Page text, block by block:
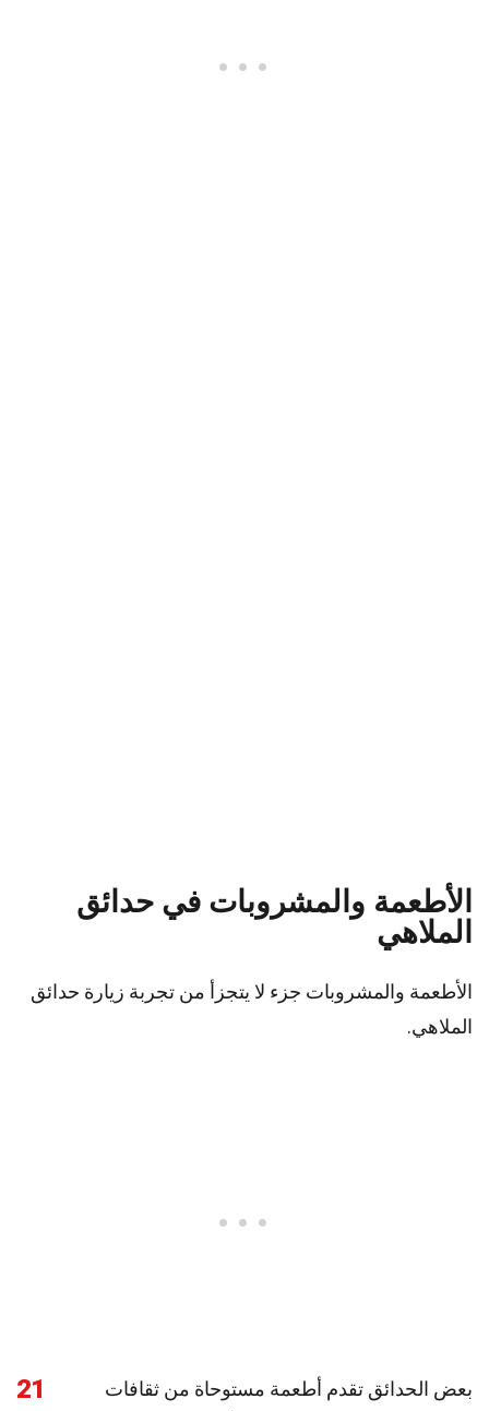
الأطعمة والمشروبات في حدائق
الملاهي
الأطعمة والمشروبات جزء لا يتجزأ من تجربة زيارة حدائق
الملاهي.
21
بعض الحدائق تقدم أطعمة مستوحاة من ثقافات